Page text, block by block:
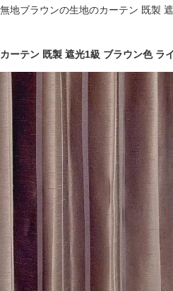
無地ブラウンの生地のカーテン 既製
カーテン 既製 遮光1級 ブラウン色 ラ